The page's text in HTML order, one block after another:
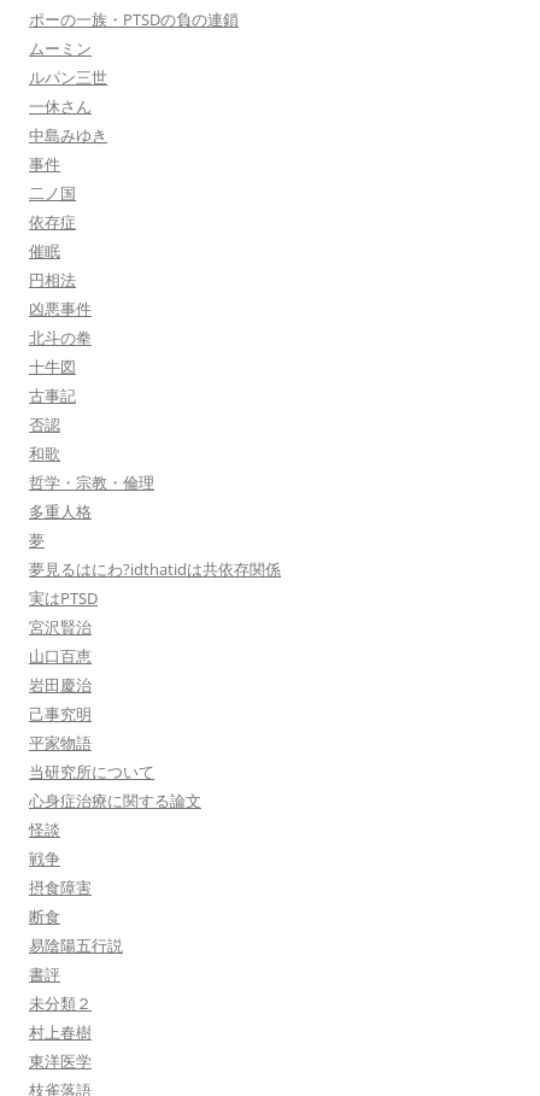
ポーの一族・PTSDの負の連鎖
ムーミン
ルパン三世
一休さん
中島みゆき
事件
二ノ国
依存症
催眠
円相法
凶悪事件
北斗の拳
十牛図
古事記
否認
和歌
哲学・宗教・倫理
多重人格
夢
夢見るはにわ?idthatidは共依存関係
実はPTSD
宮沢賢治
山口百恵
岩田慶治
己事究明
平家物語
当研究所について
心身症治療に関する論文
怪談
戦争
摂食障害
断食
易陰陽五行説
書評
未分類２
村上春樹
東洋医学
枝雀落語